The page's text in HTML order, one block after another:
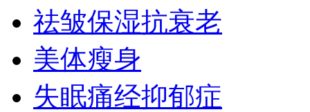
祛皱保湿抗衰老
美体瘦身
失眠痛经抑郁症